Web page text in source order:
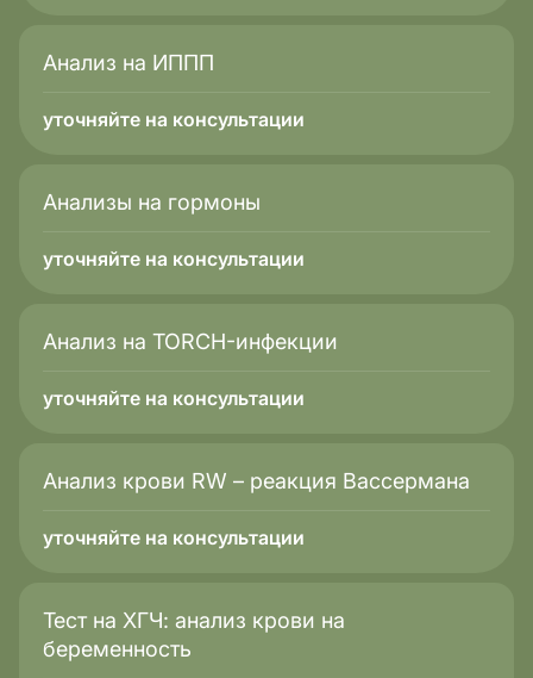
Анализ на ИППП
уточняйте на консультации
Анализы на гормоны
уточняйте на консультации
Анализ на TORCH-инфекции
уточняйте на консультации
Анализ крови RW – реакция Вассермана
уточняйте на консультации
Тест на ХГЧ: анализ крови на
беременность